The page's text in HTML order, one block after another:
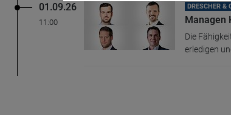
01.09.26
11:00
DRESCHER &
Managen
Die
erledigen
CPref